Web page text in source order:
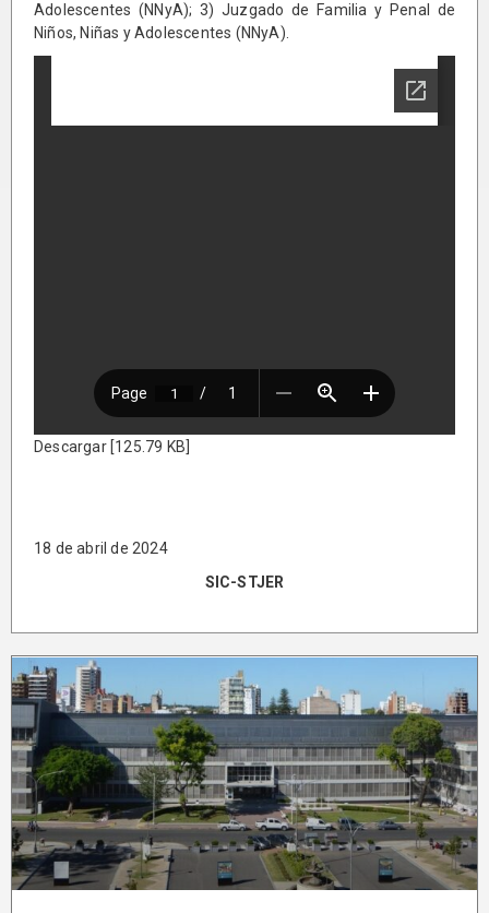
Adolescentes (NNyA); 3) Juzgado de Familia y Penal de
Niños, Niñas y Adolescentes (NNyA).
Descargar [125.79 KB]
18 de abril de 2024
SIC-STJER